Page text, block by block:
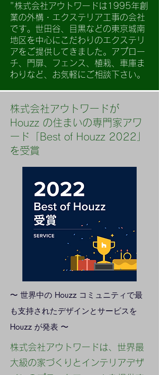
"株式会社アウトワードは1995年創
業の外構・エクステリア工事の会社
です。世田谷、目黒などの東京城南
地区を中心にこだわりのエクステリ
アをご提供してきました。アプロー
チ、門扉、フェンス、植栽、車庫ま
わりなど、お気軽にご相談下さい。
株式会社アウトワードが
Houzz の住まいの専門家アワ
ード「Best of Houzz 2022」
を受賞
〜 世界中の Houzz コミュニティで最
も支持されたデザインとサービスを
Houzz が発表 〜
株式会社アウトワードは、世界最
大級の家づくりとインテリアデザ